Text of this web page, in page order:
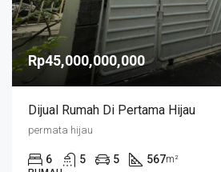
Rp45,000,000,000
Dijual Rumah Di Pertama Hijau
permata hijau
6 5 5 567m²